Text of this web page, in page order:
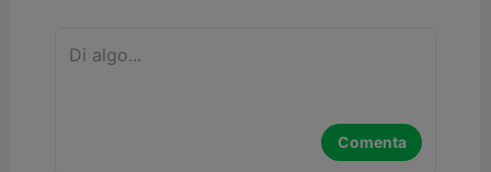
Comenta